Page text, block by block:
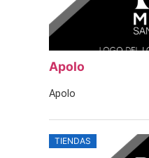
Apolo
Apolo
TIENDAS